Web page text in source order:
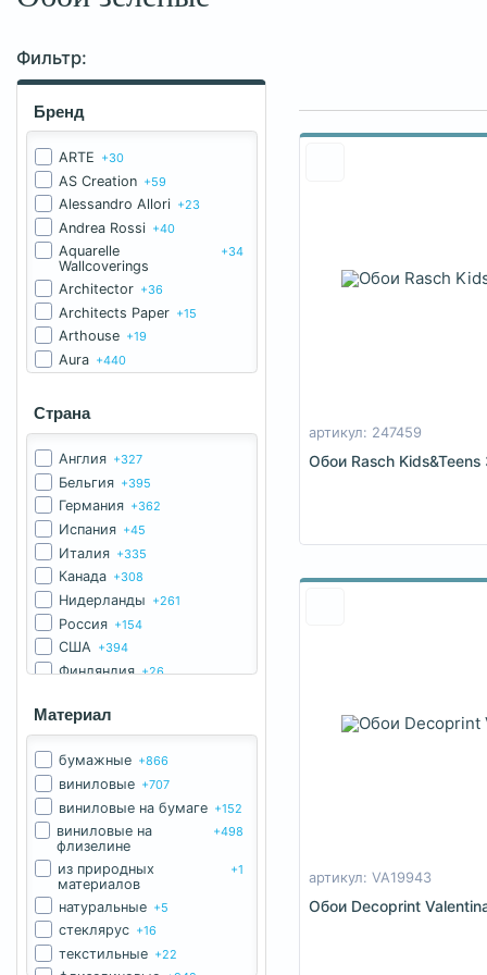
Фильтр:
Бренд
ARTE +30
AS Creation +59
Alessandro Allori +23
Andrea Rossi +40
Aquarelle
Wallcoverings
+34
Architector +36
Architects Paper +15
Arthouse +19
Aura +440
Baker Lifestyle
Bernardo Bartalucci +42
Carl Robinson
Casadeco +59
Caselio +67
Christian Lacroix
Coordonne +16
Cristiana Masi
Decoprint +64
Designers Guild
Eijffinger +53
Elitis +23
Erismann
G.L.Design +2
Grandeco +152
Harlequin +25
Hookedonwalls +7
KT Exclusive +40
Khlara +1
Khroma +40
Khroma Zoom +34
Legacy +16
Limonta +140
Loymina +150
Страна
Англия +327
Бельгия +395
Германия +362
Испания +45
Италия +335
Канада +308
Нидерланды +261
Россия +154
США +394
Финляндия +26
Южная Корея
Материал
бумажные +866
виниловые +707
виниловые на бумаге +152
виниловые на
флизелине
+498
из природных
материалов
+1
натуральные +5
стеклярус +16
текстильные +22
артикул: 247459
Обои Rasch
артикул: VA19943
Обои Decoprint